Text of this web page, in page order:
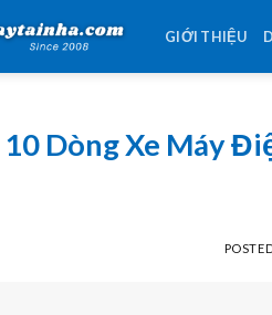
GIỚI THIỆU
10 Dòng Xe Máy